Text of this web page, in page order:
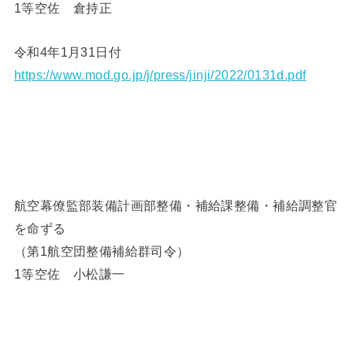
1等空佐 倉持正
令和4年1月31日付
https://www.mod.go.jp/j/press/jinji/2022/0131d.pdf
航空幕僚監部装備計画部整備・補給課整備・補給調整官
を命ずる
（第1航空団整備補給群司令）
1等空佐 小松謙一